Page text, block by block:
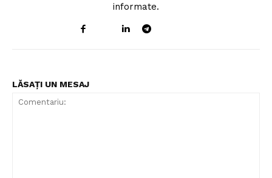
informate.
LĂSAȚI UN MESAJ